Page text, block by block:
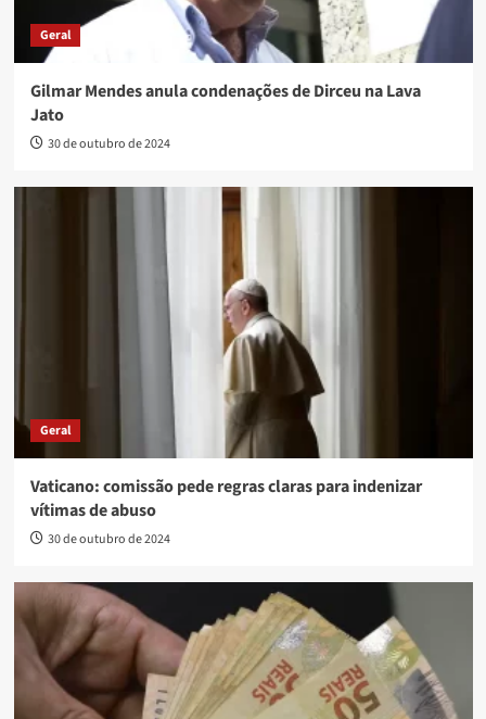
Geral
Gilmar Mendes anula condenações de Dirceu na Lava
Jato
30 de outubro de 2024
Geral
Vaticano: comissão pede regras claras para indenizar
vítimas de abuso
30 de outubro de 2024